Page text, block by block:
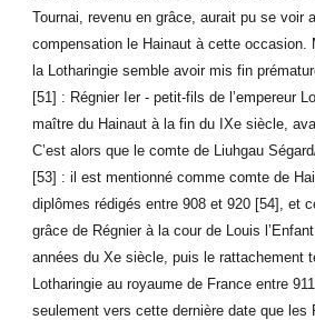
Tournai, revenu en grâce, aurait pu se voir
compensation le Hainaut à cette occasion.
la Lotharingie semble avoir mis fin
[51] : Régnier Ier - petit-fils de l’empereur
maître du Hainaut à la fin du IXe siècle,
C’est alors que le comte de Liuhgau
[53] : il est mentionné comme comte de
diplômes rédigés entre 908 et 920 [54], et
grâce de Régnier à la cour de Louis
années du Xe siècle, puis le rattachement
Lotharingie au royaume de France entre
seulement vers cette dernière date que les